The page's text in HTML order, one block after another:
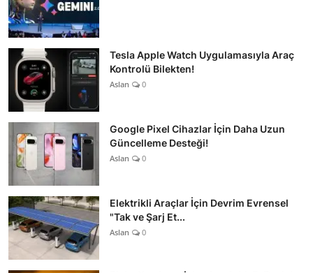
Tesla Apple Watch Uygulamasıyla Araç
Kontrolü Bilekten!
Aslan 0
Google Pixel Cihazlar İçin Daha Uzun
Güncelleme Desteği!
Aslan 0
Elektrikli Araçlar İçin Devrim Evrensel
"Tak ve Şarj Et...
Aslan 0